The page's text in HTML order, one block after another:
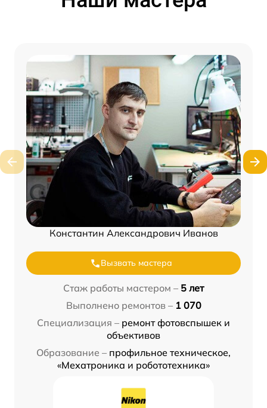
Константин Александрович Иванов
Вызвать мастера
Стаж работы мастером – 5 лет
Выполнено ремонтов – 1 070
Специализация – ремонт фотовспышек и
объективов
Образование – профильное техническое,
«Мехатроника и робототехника»